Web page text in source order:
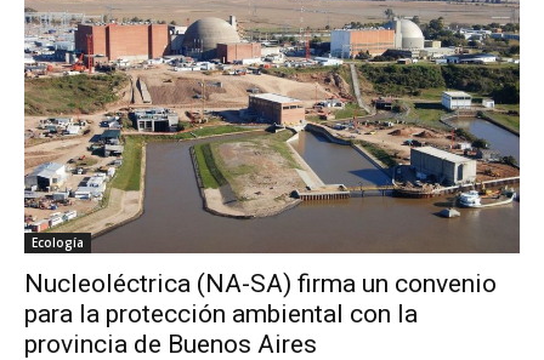
Ecología
Nucleoléctrica (NA-SA) firma un convenio
para la protección ambiental con la
provincia de Buenos Aires